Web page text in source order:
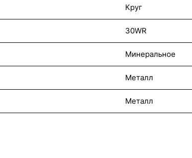
Круг
30WR
Минеральное
Металл
Металл